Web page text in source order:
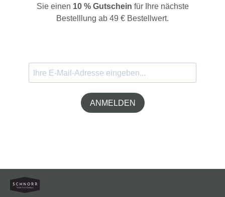
Sie einen 10 % Gutschein für Ihre nächste
Bestelllung ab 49 € Bestellwert.
ANMELDEN